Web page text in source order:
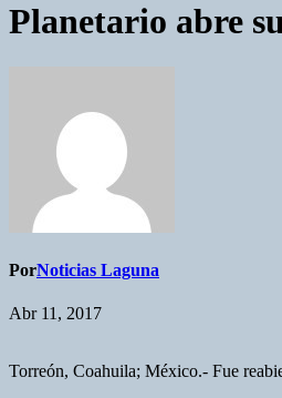
Planetario abre
PorNoticias Laguna
Abr 11, 2017
Torreón, Coahuila; México.- Fue